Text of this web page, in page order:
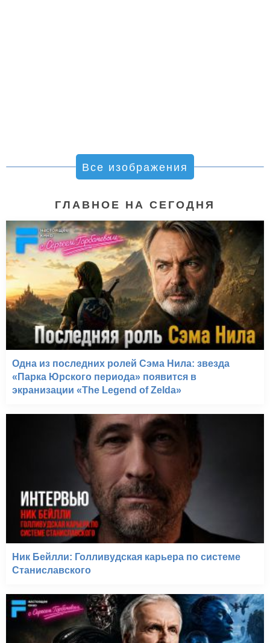
Все изображения
ГЛАВНОЕ НА СЕГОДНЯ
Одна из последних ролей Сэма Нила: звезда
«Парка Юрского периода» появится в
экранизации «The Legend of Zelda»
Ник Бейлли: Голливудская карьера по системе
Станиславского